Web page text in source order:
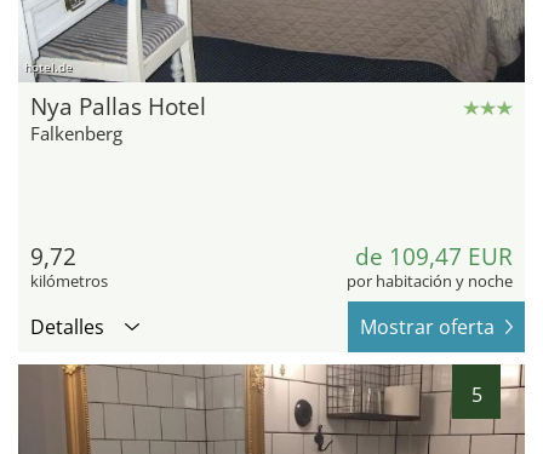
hotel.de
Nya Pallas Hotel
Falkenberg
9,72
kilómetros
de 109,47 EUR
por habitación y noche
Detalles Mostrar oferta
5